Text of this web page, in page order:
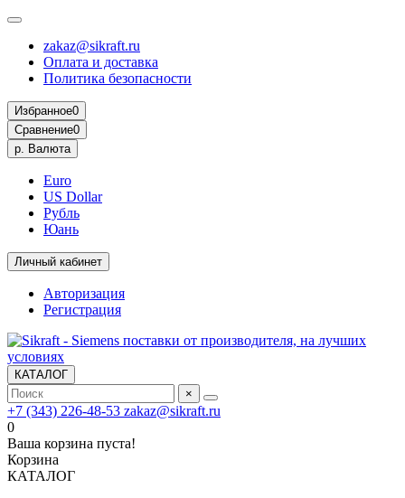
zakaz@sikraft.ru
Оплата и доставка
Политика безопасности
Избранное0
Сравнение0
р. Валюта
Euro
US Dollar
Рубль
Юань
Личный кабинет
Авторизация
Регистрация
КАТАЛОГ
×
+7 (343) 226-48-53 zakaz@sikraft.ru
0
Ваша корзина пуста!
Корзина
КАТАЛОГ